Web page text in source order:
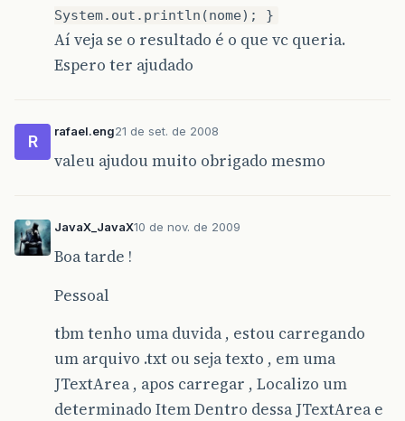
System.out.println(nome); }
Aí veja se o resultado é o que vc queria.
Espero ter ajudado
R
rafael.eng21 de set. de 2008
valeu ajudou muito obrigado mesmo
JavaX_JavaX10 de nov. de 2009
Boa tarde !
Pessoal
tbm tenho uma duvida , estou carregando
um arquivo .txt ou seja texto , em uma
JTextArea , apos carregar , Localizo um
determinado Item Dentro dessa JTextArea e